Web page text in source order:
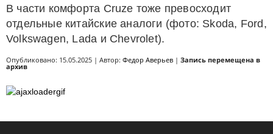
В части комфорта Cruze тоже превосходит
отдельные китайские аналоги (фото: Skoda, Ford,
Volkswagen, Lada и Chevrolet).
Опубликовано: 15.05.2025 | Автор: Федор Аверьев | Запись перемещена в
архив